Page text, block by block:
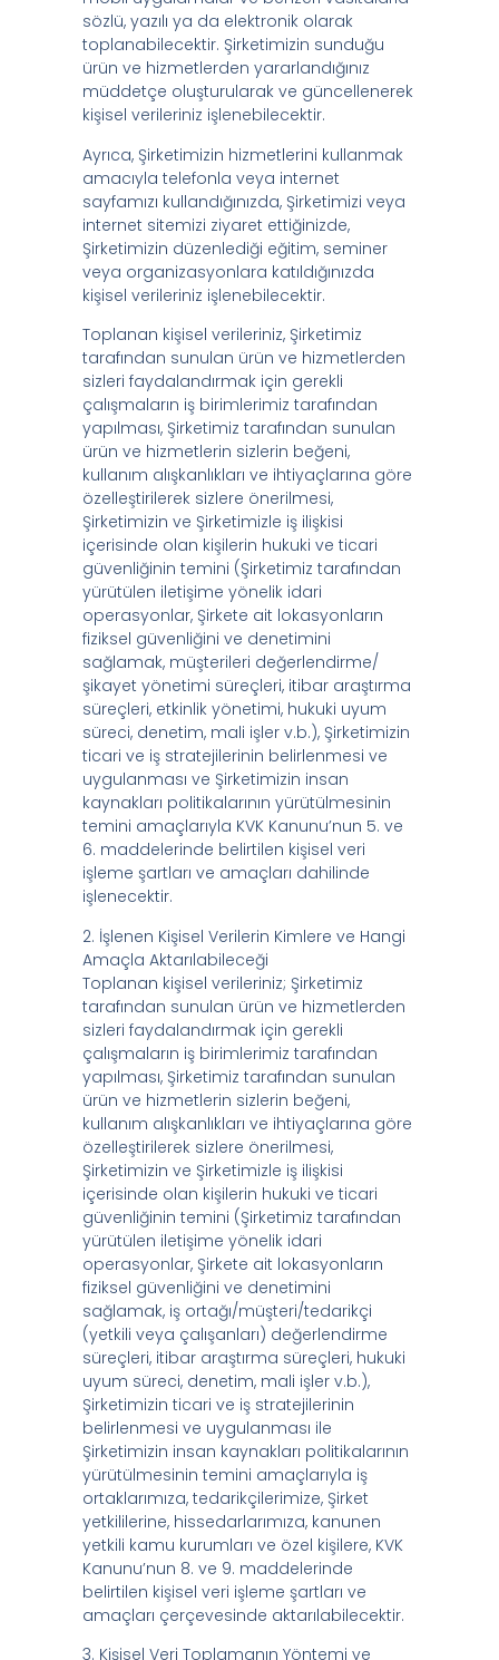
sözlü, yazılı ya da elektronik olarak
toplanabilecektir. Şirketimizin sunduğu
ürün ve hizmetlerden yararlandığınız
müddetçe oluşturularak ve güncellenerek
kişisel verileriniz işlenebilecektir.
Ayrıca, Şirketimizin hizmetlerini kullanmak
amacıyla telefonla veya internet
sayfamızı kullandığınızda, Şirketimizi veya
internet sitemizi ziyaret ettiğinizde,
Şirketimizin düzenlediği eğitim, seminer
veya organizasyonlara katıldığınızda
kişisel verileriniz işlenebilecektir.
Toplanan kişisel verileriniz, Şirketimiz
tarafından sunulan ürün ve hizmetlerden
sizleri faydalandırmak için gerekli
çalışmaların iş birimlerimiz tarafından
yapılması, Şirketimiz tarafından sunulan
ürün ve hizmetlerin sizlerin beğeni,
kullanım alışkanlıkları ve ihtiyaçlarına göre
özelleştirilerek sizlere önerilmesi,
Şirketimizin ve Şirketimizle iş ilişkisi
içerisinde olan kişilerin hukuki ve ticari
güvenliğinin temini (Şirketimiz tarafından
yürütülen iletişime yönelik idari
operasyonlar, Şirkete ait lokasyonların
fiziksel güvenliğini ve denetimini
sağlamak, müşterileri değerlendirme/
şikayet yönetimi süreçleri, itibar araştırma
süreçleri, etkinlik yönetimi, hukuki uyum
süreci, denetim, mali işler v.b.), Şirketimizin
ticari ve iş stratejilerinin belirlenmesi ve
uygulanması ve Şirketimizin insan
kaynakları politikalarının yürütülmesinin
temini amaçlarıyla KVK Kanunu’nun 5. ve
6. maddelerinde belirtilen kişisel veri
işleme şartları ve amaçları dahilinde
işlenecektir.
2. İşlenen Kişisel Verilerin Kimlere ve Hangi
Amaçla Aktarılabileceği
Toplanan kişisel verileriniz; Şirketimiz
tarafından sunulan ürün ve hizmetlerden
sizleri faydalandırmak için gerekli
çalışmaların iş birimlerimiz tarafından
yapılması, Şirketimiz tarafından sunulan
ürün ve hizmetlerin sizlerin beğeni,
kullanım alışkanlıkları ve ihtiyaçlarına göre
özelleştirilerek sizlere önerilmesi,
Şirketimizin ve Şirketimizle iş ilişkisi
içerisinde olan kişilerin hukuki ve ticari
güvenliğinin temini (Şirketimiz tarafından
yürütülen iletişime yönelik idari
operasyonlar, Şirkete ait lokasyonların
fiziksel güvenliğini ve denetimini
sağlamak, iş ortağı/müşteri/tedarikçi
(yetkili veya çalışanları) değerlendirme
süreçleri, itibar araştırma süreçleri, hukuki
uyum süreci, denetim, mali işler v.b.),
Şirketimizin ticari ve iş stratejilerinin
belirlenmesi ve uygulanması ile
Şirketimizin insan kaynakları politikalarının
yürütülmesinin temini amaçlarıyla iş
ortaklarımıza, tedarikçilerimize, Şirket
yetkililerine, hissedarlarımıza, kanunen
yetkili kamu kurumları ve özel kişilere, KVK
Kanunu’nun 8. ve 9. maddelerinde
belirtilen kişisel veri işleme şartları ve
amaçları çerçevesinde aktarılabilecektir.
3. Kişisel Veri Toplamanın Yöntemi ve